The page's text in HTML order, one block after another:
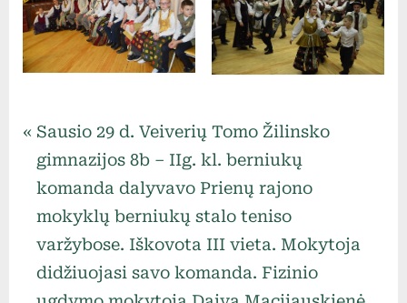
Uncategorized
Navigacija
tarp
įrašų
P
r
e
v
i
o
Sausio 29 d. Veiverių Tomo Žilinsko
gimnazijos 8b – IIg. kl. berniukų
komanda dalyvavo Prienų rajono
mokyklų berniukų stalo teniso
varžybose. Iškovota III vieta. Mokytoja
didžiuojasi savo komanda. Fizinio